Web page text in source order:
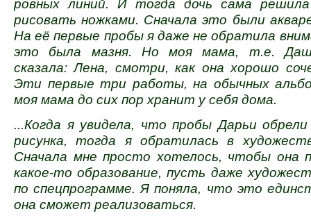
ровных линий. И тогда дочь сама решила
рисовать ножками. Сначала это были
На её первые пробы я даже не обратила
это была мазня. Но моя мама, т.е.
сказала: Лена, смотри, как она хорошо
Эти первые три работы, на обычных
моя мама до сих пор хранит у себя дома.
...Когда я увидела, что пробы Дарьи
рисунка, тогда я обратилась в
Сначала мне просто хотелось, чтобы она
какое-то образование, пусть даже
по спецпрограмме. Я поняла, что это
она сможет реализоваться.